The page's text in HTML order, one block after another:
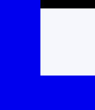
agosto de 2026